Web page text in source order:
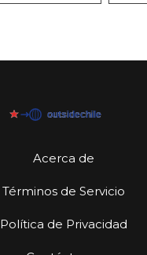
Acerca de
Términos de Servicio
Política de Privacidad